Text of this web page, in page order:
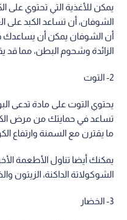
يمكن للأغذية التي تحتوي على
الشوفان، أن تساعد الكبد
أن الشوفان يمكن أن
الزائدة وشحوم البطن، مما قد
2- التوت
تساعد في حمايتك من مرض الكبد
ما يقترن مع السمنة وارتفاع
يمكنك أيضا تناول الأطعمة
الشوكولاتة الداكنة، الزيتون
3- الخضار